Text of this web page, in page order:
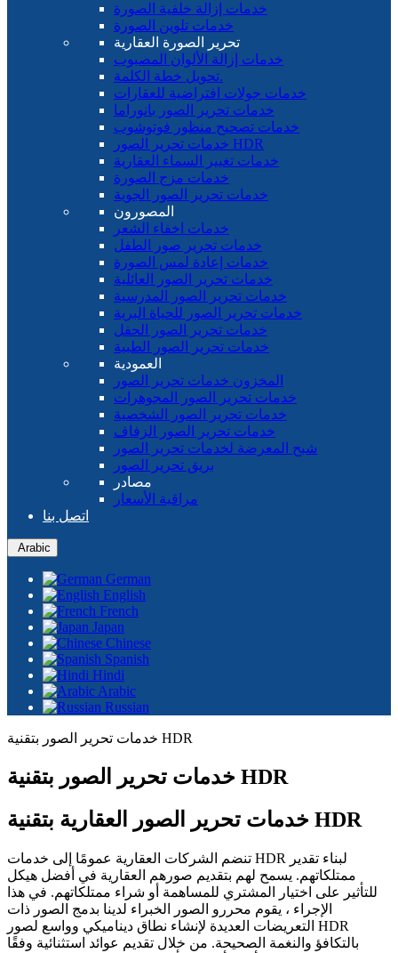
خدمات إزالة خلفية الصورة
خدمات تلوين الصورة
تحرير الصورة العقارية
خدمات إزالة الألوان المصبوب
تحويل خطة الكلمة.
خدمات جولات افتراضية للعقارات
خدمات تحرير الصور بانوراما
خدمات تصحيح منظور فوتوشوب
خدمات تحرير الصور HDR
خدمات تغيير السماء العقارية
خدمات مزج الصورة
خدمات تحرير الصور الجوية
المصورون
خدمات اخفاء الشعر
خدمات تحرير صور الطفل
خدمات إعادة لمس الصورة
خدمات تحرير الصور العائلية
خدمات تحرير الصور المدرسية
خدمات تحرير الصور للحياة البرية
خدمات تحرير الصور الحفل
خدمات تحرير الصور الطبية
العمودية
المخزون خدمات تحرير الصور
خدمات تحرير الصور المجوهرات
خدمات تحرير الصور الشخصية
خدمات تحرير الصور الزفاف
شبح المعرضة لخدمات تحرير الصور
بريق تحرير الصور
مصادر
مراقبة الأسعار
اتصل بنا
Arabic
German
English
French
Japan
Chinese
Spanish
Hindi
Arabic
Russian
خدمات تحرير الصور بتقنية HDR
خدمات تحرير الصور بتقنية HDR
خدمات تحرير الصور العقارية بتقنية HDR
تنضم الشركات العقارية عمومًا إلى خدمات HDR لبناء تقدير
ممتلكاتهم. يسمح لهم بتقديم صورهم العقارية في أفضل هيكل
للتأثير على اختيار المشتري للمساهمة أو شراء ممتلكاتهم. في هذا
الإجراء ، يقوم محررو الصور الخبراء لدينا بدمج الصور ذات
التعريضات العديدة لإنشاء نطاق ديناميكي وواسع لصور HDR
بالتكافؤ والنغمة الصحيحة. من خلال تقديم عوائد استثنائية وفقًا